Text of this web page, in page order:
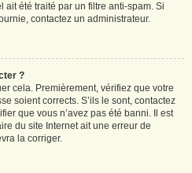
été traité par un filtre anti-spam. Si
contactez un administrateur.
?
cela. Premièrement, vérifiez que votre
soient corrects. S’ils le sont, contactez
que vous n’avez pas été banni. Il est
du site Internet ait une erreur de
la corriger.